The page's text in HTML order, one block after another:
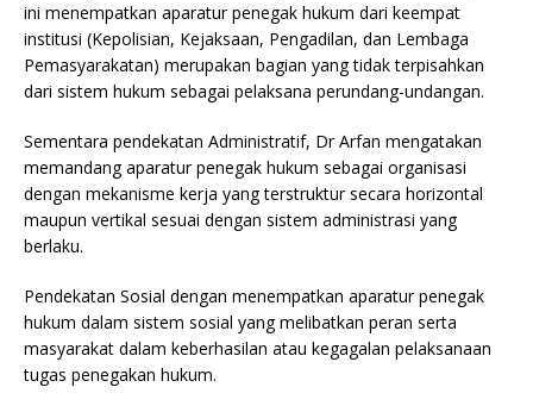
ini menempatkan aparatur penegak hukum dari keempat
institusi (Kepolisian, Kejaksaan, Pengadilan, dan Lembaga
Pemasyarakatan) merupakan bagian yang tidak terpisahkan
dari sistem hukum sebagai pelaksana perundang-undangan.
Sementara pendekatan Administratif, Dr Arfan mengatakan
memandang aparatur penegak hukum sebagai organisasi
dengan mekanisme kerja yang terstruktur secara horizontal
maupun vertikal sesuai dengan sistem administrasi yang
berlaku.
Pendekatan Sosial dengan menempatkan aparatur penegak
hukum dalam sistem sosial yang melibatkan peran serta
masyarakat dalam keberhasilan atau kegagalan pelaksanaan
tugas penegakan hukum.